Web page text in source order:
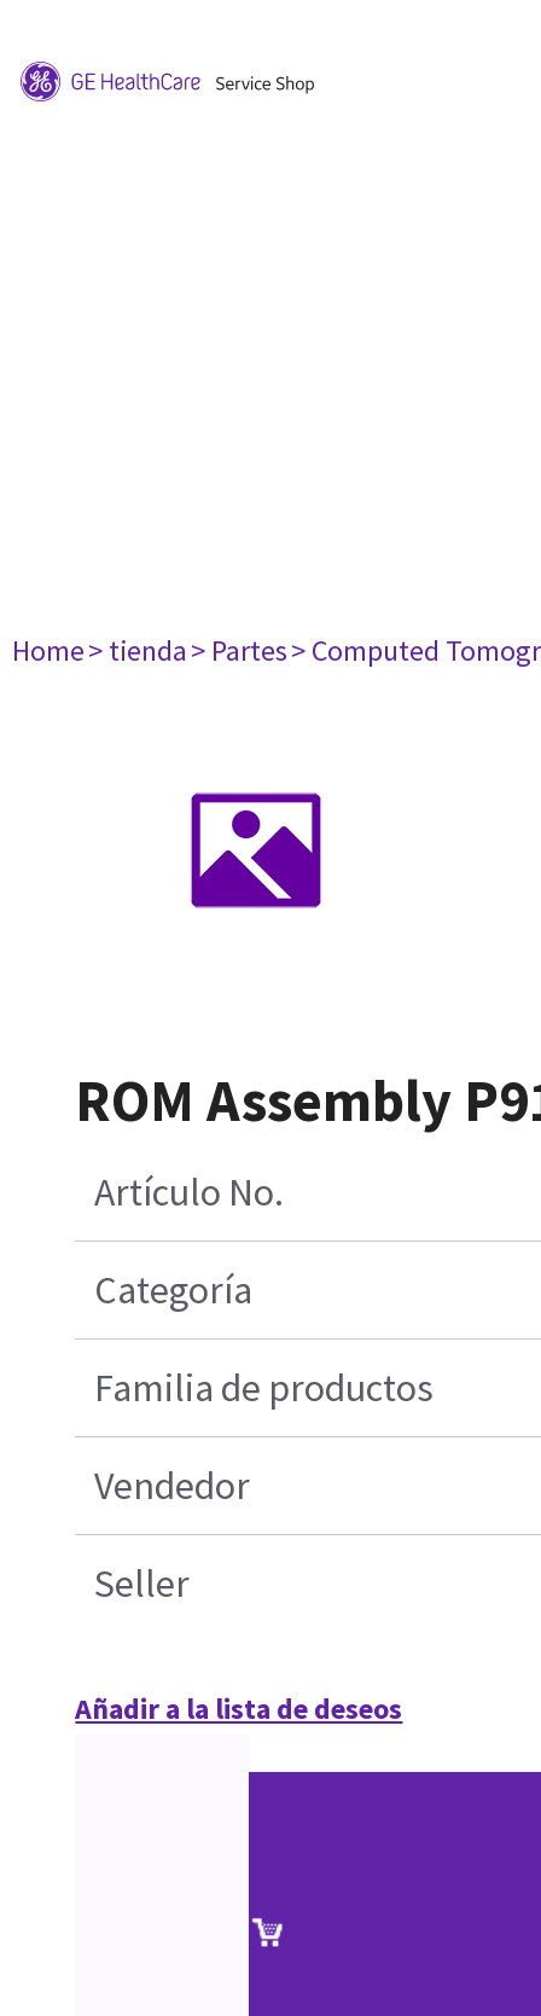
Home> tienda> Partes> Computed
ROM Assembly
Artículo No.
Categoría
Familia de productos
Vendedor
Seller
Añadir a la lista de deseos